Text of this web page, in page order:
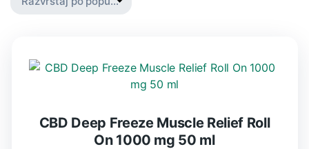
CBD Deep Freeze Muscle Relief Roll
On 1000 mg 50 ml